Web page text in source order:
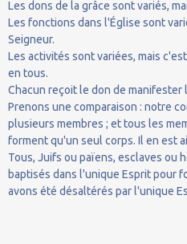
Les dons de la grâce sont variés,
Les fonctions dans l'Église sont
Seigneur.
Les activités sont variées, mais
en tous.
Chacun reçoit le don de manifester
Prenons une comparaison : notre
plusieurs membres ; et tous les
forment qu'un seul corps. Il en est
Tous, Juifs ou païens, esclaves ou
baptisés dans l'unique Esprit pour
avons été désaltérés par l'unique